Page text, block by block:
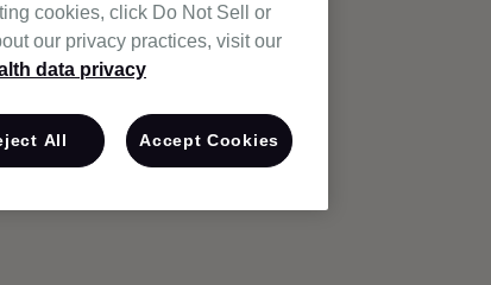
cookies, click Do Not Sell or
our privacy practices, visit our
data privacy
All Accept Cookies